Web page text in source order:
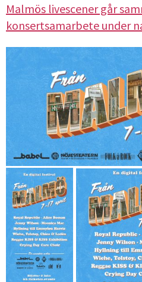
Malmös livescener går
konsertsamarbete under